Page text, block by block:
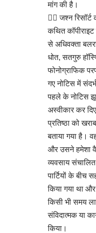
मांग की है।
👉🏻 जश्न
कथित
से अधिवक्ता
धोत, सतगुरु
फोनोग्राफिक
गए नोटिस में
पहले के नोटिस
अस्वीकार कर
प्रतिष्ठा को
बताया गया है।
और उसने हमेशा
व्यवसाय
पार्टियों के बीच
किया गया था
किसी भी समय
संविदात्मक या
किया।